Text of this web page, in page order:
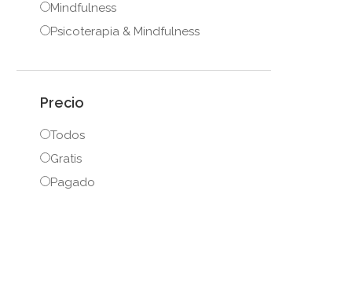
Mindfulness
Psicoterapia & Mindfulness
Precio
Todos
Gratis
Pagado